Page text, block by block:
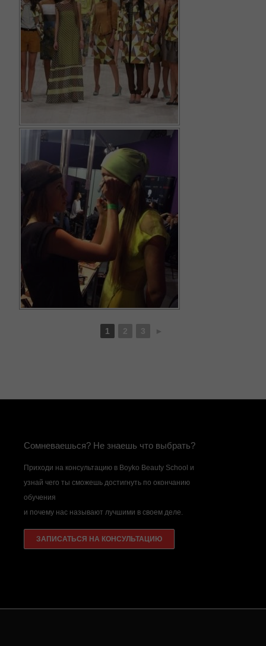
►
Сомневаешься? Не знаешь что выбрать?
Приходи на консультацию в Boyko Beauty School и
узнай чего ты сможешь достигнуть по окончанию
обучения
и почему нас называют лучшими в своем деле.
ЗАПИСАТЬСЯ НА КОНСУЛЬТАЦИЮ